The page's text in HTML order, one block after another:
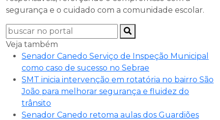
segurança e o cuidado com a comunidade escolar.
Veja também
Senador Canedo Serviço de Inspeção Municipal
como caso de sucesso no Sebrae
SMT inicia intervenção em rotatória no bairro São
João para melhorar segurança e fluidez do
trânsito
Senador Canedo retoma aulas dos Guardiões